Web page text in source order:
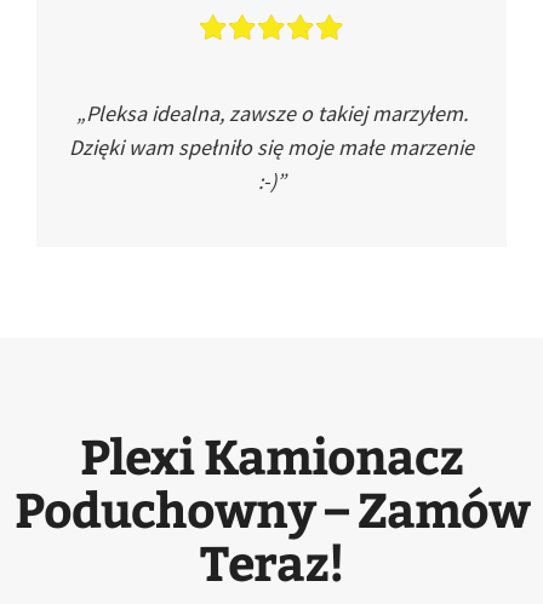
„Pleksa idealna, zawsze o takiej marzyłem.
Dzięki wam spełniło się moje małe marzenie
:-)”
Plexi Kamionacz
Poduchowny – Zamów
Teraz!